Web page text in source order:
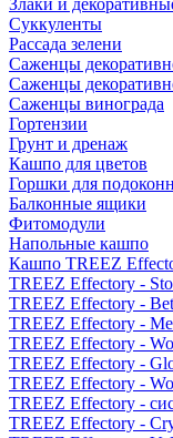
Злаки и
Суккуленты
Рассада зелени
Саженцы
Саженцы
Саженцы винограда
Гортензии
Грунт и дренаж
Кашпо для цветов
Горшки для
Балконные ящики
Фитомодули
Напольные кашпо
Кашпо TREEZ
TREEZ Effectory -
TREEZ Effectory -
TREEZ Effectory -
TREEZ Effectory -
TREEZ Effectory -
TREEZ Effectory -
TREEZ Effectory -
TREEZ Effectory -